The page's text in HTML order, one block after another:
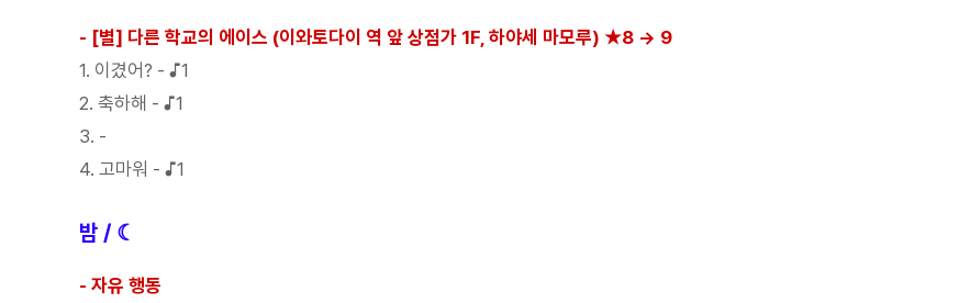
- [별] 다른 학교의 에이스 (이와토다이 역 앞 상점가 1F, 하야세 마모루) ★8 → 9
1. 이겼어? - ♪1
2. 축하해 - ♪1
3. -
4. 고마워 - ♪1
밤 / ☾
- 자유 행동